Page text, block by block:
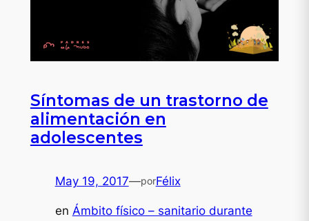
Síntomas de un trastorno de
alimentación en
adolescentes
May 19, 2017—porFélix
en Ámbito físico – sanitario durante